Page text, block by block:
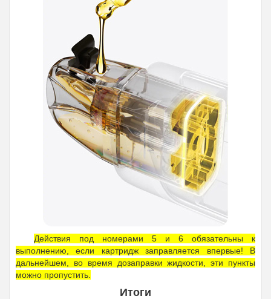
Действия под номерами 5 и 6 обязательны к
выполнению, если картридж заправляется впервые! В
дальнейшем, во время дозаправки жидкости, эти пункты
можно пропустить.
Итоги